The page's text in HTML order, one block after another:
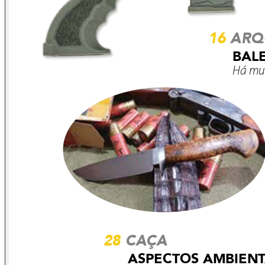
maiores compradores de produtos manufaturados do Brasil,
gerando emprego e desenvolvimento, as empresas da base
Industrial de defesa possuem uma tela produtiva complexa
estruturalmente, que val desde profundas pesquisas,
estreitas tolerâncias de materials e tecnologias de ponta, até
regramentos próprios, rígidos e de poucas flexibilidades
para diversos ramos produtivos afetados pelas medidas do
govemo norte-americano, mas verificamos poucas medidas
para os produtos oriundos da Base Industrial de Defesa, até
mesmo em termos de compensações tributárias.
As autoridades públicas que estão envolvidas na questão
não podem admitir que os produtos de defesa sejam tratados
em um segundo nível, pois, na mobilização e na exceção,
esses poderão ser o alicerce logístico da manutenção de
uma verdadeira soberania.
O cotidiano das empresas estratégicas de defesa no país
não é de "um céu azul". No Brasil, seja por restrições
orçamentárias, seja por política de governo, pouco se
A Base Industrial de Defesa do nosso país deve estar
sempre inserida nas preferências e prioridades de qualquer
governante, independentemente de seu viés ideológico, pois